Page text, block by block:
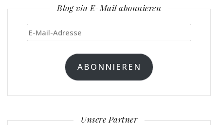
Blog via E-Mail abonnieren
E-
Mail-
ABONNIEREN
Unsere Partner